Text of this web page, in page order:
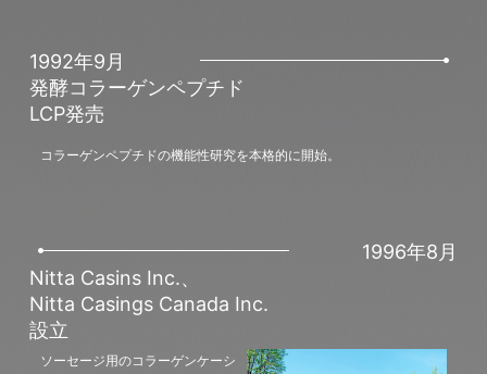
1992年9月
発酵コラーゲンペプチド
LCP発売
コラーゲンペプチドの機能性研究を本格的に開始。
1996年8月
Nitta Casins Inc.、
Nitta Casings Canada Inc.
設立
ソーセージ用のコラーゲンケーシ